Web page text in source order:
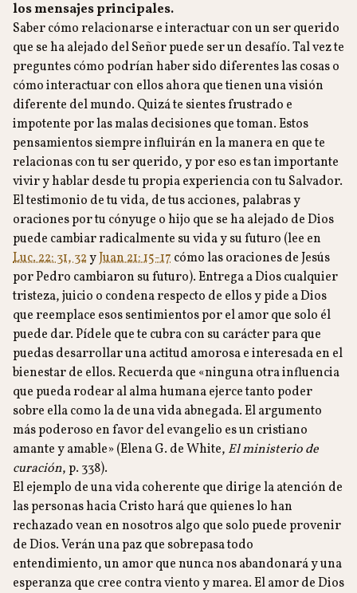
los mensajes principales.
Saber cómo relacionarse e interactuar con un ser querido
que se ha alejado del Señor puede ser un desafío. Tal vez te
preguntes cómo podrían haber sido diferentes las cosas o
cómo interactuar con ellos ahora que tienen una visión
diferente del mundo. Quizá te sientes frustrado e
impotente por las malas decisiones que toman. Estos
pensamientos siempre influirán en la manera en que te
relacionas con tu ser querido, y por eso es tan importante
vivir y hablar desde tu propia experiencia con tu Salvador.
El testimonio de tu vida, de tus acciones, palabras y
oraciones por tu cónyuge o hijo que se ha alejado de Dios
puede cambiar radicalmente su vida y su futuro (lee en
Luc. 22: 31, 32yJuan 21: 15-17 cómo las oraciones de Jesús
por Pedro cambiaron su futuro). Entrega a Dios cualquier
tristeza, juicio o condena respecto de ellos y pide a Dios
que reemplace esos sentimientos por el amor que solo él
puede dar. Pídele que te cubra con su carácter para que
puedas desarrollar una actitud amorosa e interesada en el
bienestar de ellos. Recuerda que «ninguna otra influencia
que pueda rodear al alma humana ejerce tanto poder
sobre ella como la de una vida abnegada. El argumento
más poderoso en favor del evangelio es un cristiano
amante y amable» (Elena G. de White, El ministerio de
curación, p. 338).
El ejemplo de una vida coherente que dirige la atención de
las personas hacia Cristo hará que quienes lo han
rechazado vean en nosotros algo que solo puede provenir
de Dios. Verán una paz que sobrepasa todo
entendimiento, un amor que nunca nos abandonará y una
esperanza que cree contra viento y marea. El amor de Dios